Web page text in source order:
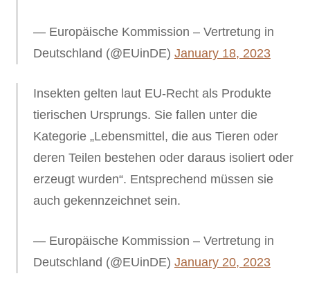
— Europäische Kommission – Vertretung in
Deutschland (@EUinDE) January 18, 2023
Insekten gelten laut EU-Recht als Produkte
tierischen Ursprungs. Sie fallen unter die
Kategorie „Lebensmittel, die aus Tieren oder
deren Teilen bestehen oder daraus isoliert oder
erzeugt wurden“. Entsprechend müssen sie
auch gekennzeichnet sein.
— Europäische Kommission – Vertretung in
Deutschland (@EUinDE) January 20, 2023